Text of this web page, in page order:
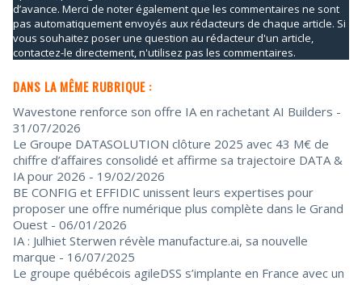
d’avance. Merci de noter également que les commentaires ne sont
pas automatiquement envoyés aux rédacteurs de chaque article. Si
vous souhaitez poser une question au rédacteur d'un article,
contactez-le directement, n'utilisez pas les commentaires.
DANS LA MÊME RUBRIQUE :
Wavestone renforce son offre IA en rachetant AI Builders -
31/07/2026
Le Groupe DATASOLUTION clôture 2025 avec 43 M€ de
chiffre d’affaires consolidé et affirme sa trajectoire DATA &
IA pour 2026 - 19/02/2026
BE CONFIG et EFFIDIC unissent leurs expertises pour
proposer une offre numérique plus complète dans le Grand
Ouest - 06/01/2026
IA : Julhiet Sterwen révèle manufacture.ai, sa nouvelle
marque - 16/07/2025
Le groupe québécois agileDSS s’implante en France avec un